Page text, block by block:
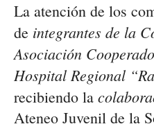
La atención de los
de integrantes de la
Asociación
Hospital Regional
recibiendo la
Ateneo Juvenil de la